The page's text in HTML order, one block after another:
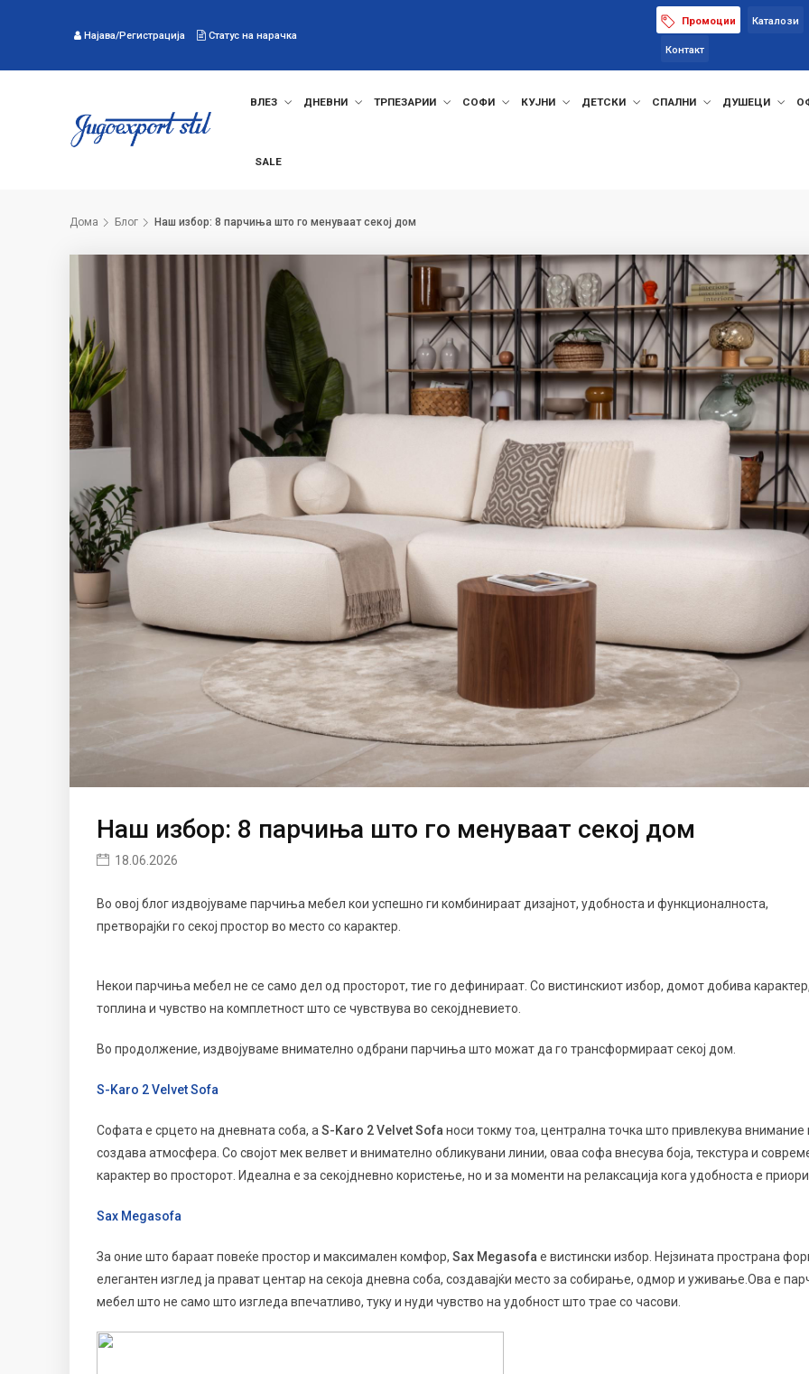
Најава/Регистрација Статус на нарачка
Промоции Каталози
Контакт
ВЛЕЗ ДНЕВНИ ТРПЕЗАРИИ СОФИ КУЈНИ ДЕТСКИ СПАЛНИ ДУШЕЦИ
SALE
Дома Блог Наш избор: 8 парчиња што го менуваат секој дом
Наш избор: 8 парчиња што го менуваат секој дом
18.06.2026
Во овој блог издвојуваме парчиња мебел кои успешно ги комбинираат дизајнот, удобноста и функционалноста,
претворајќи го секој простор во место со карактер.
Некои парчиња мебел не се само дел од просторот, тие го дефинираат. Со вистинскиот избор, домот добива
топлина и чувство на комплетност што се чувствува во секојдневието.
Во продолжение, издвојуваме внимателно одбрани парчиња што можат да го трансформираат секој дом.
S-Karo 2 Velvet Sofa
Софата е срцето на дневната соба, а S-Karo 2 Velvet Sofa носи токму тоа, централна точка што привлекува внимание
создава атмосфера. Со својот мек велвет и внимателно обликувани линии, оваа софа внесува боја, текстура и
карактер во просторот. Идеална е за секојдневно користење, но и за моменти на релаксација кога удобноста е
Sax Megasofa
За оние што бараат повеќе простор и максимален комфор, Sax Megasofa е вистински избор. Нејзината пространа
елегантен изглед ја прават центар на секоја дневна соба, создавајќи место за собирање, одмор и уживање.Ова е
мебел што не само што изгледа впечатливо, туку и нуди чувство на удобност што трае со часови.